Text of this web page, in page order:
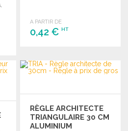
A PARTIR DE
0,42 €HT
Demander un devis
RÈGLE ARCHITECTE
TRIANGULAIRE 30 CM
ALUMINIUM